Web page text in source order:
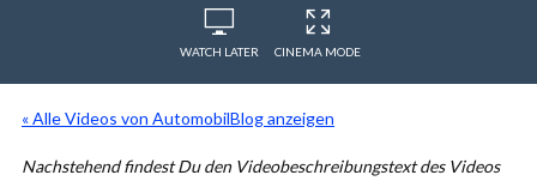
WATCH LATER CINEMA MODE
« Alle Videos von AutomobilBlog anzeigen
Nachstehend findest Du den Videobeschreibungstext des Videos